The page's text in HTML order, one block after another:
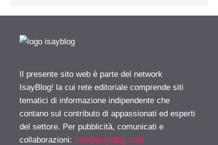
Il presente sito web è parte del network
IsayBlog! la cui rete editoriale comprende siti
tematici di informazione indipendente che
contano sul contributo di appassionati ed esperti
del settore. Per pubblicità, comunicati e
collaborazioni: info@isayblog.com